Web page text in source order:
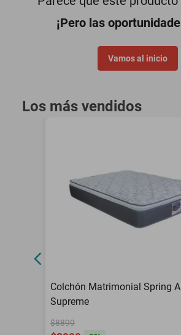
¡Pero las
Vamos al inicio
Los más vendidos
Colchón Matrimonial Spring
Supreme
$8899